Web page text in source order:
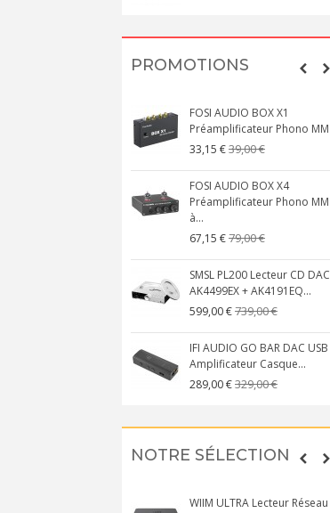
PROMOTIONS
FOSI AUDIO BOX X1
Préamplificateur Phono MM
33,15 €39,00 €
FOSI AUDIO BOX X4
Préamplificateur Phono MM
à...
67,15 €79,00 €
SMSL PL200 Lecteur CD DAC
AK4499EX + AK4191EQ...
599,00 €739,00 €
IFI AUDIO GO BAR DAC USB
Amplificateur Casque...
289,00 €329,00 €
NOTRE SÉLECTION
WIIM ULTRA Lecteur Réseau